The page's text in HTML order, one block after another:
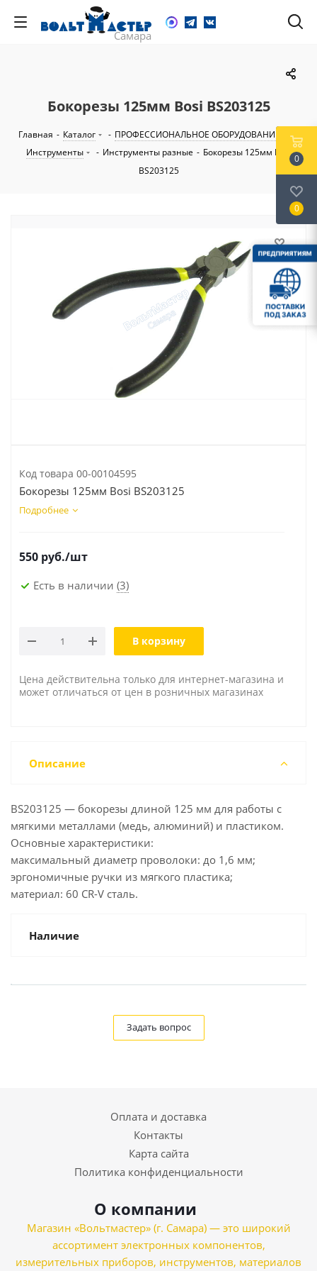
Бокорезы 125мм Bosi BS203125
Главная - Каталог - ПРОФЕССИОНАЛЬНОЕ ОБОРУДОВАНИЕ
-
Инструменты
- Инструменты разные - Бокорезы 125мм Bosi
BS203125
Код товара 00-00104595
Бокорезы 125мм Bosi BS203125
Подробнее
550 руб./шт
Есть в наличии (3)
В корзину
Цена действительна только для интернет-магазина и
может отличаться от цен в розничных магазинах
Описание
BS203125 — бокорезы длиной 125 мм для работы с
мягкими металлами (медь, алюминий) и пластиком.
Основные характеристики:
максимальный диаметр проволоки: до 1,6 мм;
эргономичные ручки из мягкого пластика;
материал: 60 CR-V сталь.
Наличие
Задать вопрос
Оплата и доставка
Контакты
Карта сайта
Политика конфиденциальности
О компании
Магазин «Вольтмастер» (г. Самара) — это широкий
ассортимент электронных компонентов,
измерительных приборов, инструментов, материалов
0
0